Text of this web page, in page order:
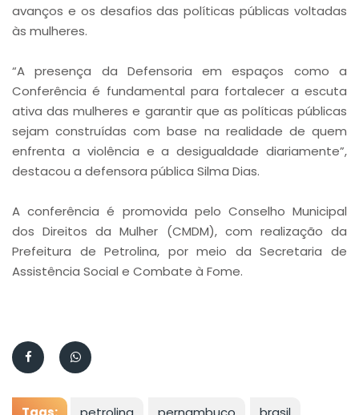
avanços e os desafios das políticas públicas voltadas
às mulheres.
“A presença da Defensoria em espaços como a
Conferência é fundamental para fortalecer a escuta
ativa das mulheres e garantir que as políticas públicas
sejam construídas com base na realidade de quem
enfrenta a violência e a desigualdade diariamente”,
destacou a defensora pública Silma Dias.
A conferência é promovida pelo Conselho Municipal
dos Direitos da Mulher (CMDM), com realização da
Prefeitura de Petrolina, por meio da Secretaria de
Assistência Social e Combate à Fome.